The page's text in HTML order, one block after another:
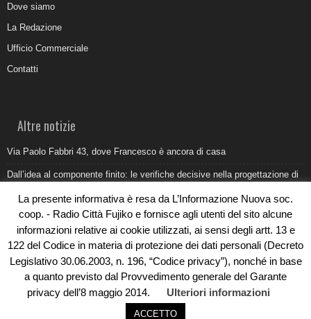
Dove siamo
La Redazione
Ufficio Commerciale
Contatti
Altre notizie
Via Paolo Fabbri 43, dove Francesco è ancora di casa
Dall’idea al componente finito: le verifiche decisive nella progettazione di
Belvedere Marittimo e il report ARPACAL 2026 sulla qualità del mare
Come organizzare e allestire una camera ardente per l’ultimo saluto
Umidità di risalita in casa, come riconoscere i segnali veri
La presente informativa è resa da L’Informazione Nuova soc.
coop. - Radio Città Fujiko e fornisce agli utenti del sito alcune
informazioni relative ai cookie utilizzati, ai sensi degli artt. 13 e
122 del Codice in materia di protezione dei dati personali (Decreto
Legislativo 30.06.2003, n. 196, “Codice privacy”), nonché in base
a quanto previsto dal Provvedimento generale del Garante
privacy dell’8 maggio 2014.
Ulteriori informazioni
ACCETTO